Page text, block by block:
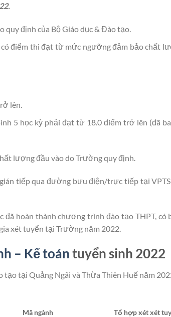
quy định của Bộ Giáo dục & Đào tạo.
điểm thi đạt từ mức ngưỡng đảm bảo chất
lên.
5 học kỳ phải đạt từ 18.0 điểm trở lên (đã
lượng đầu vào do Trường quy định.
tiếp qua đường bưu điện/trực tiếp tại
đã hoàn thành chương trình đào tạo THPT, có
xét tuyển tại Trường năm 2022.
– Kế toántuyển sinh 2022
tại Quảng Ngãi và Thừa Thiên Huế năm
Mã ngành Tổ hợp xét xét